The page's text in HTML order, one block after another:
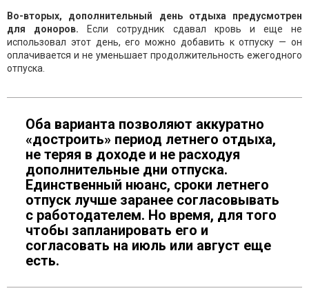
Во-вторых, дополнительный день отдыха предусмотрен
для доноров. Если сотрудник сдавал кровь и еще не
использовал этот день, его можно добавить к отпуску — он
оплачивается и не уменьшает продолжительность ежегодного
отпуска.
Оба варианта позволяют аккуратно
«достроить» период летнего отдыха,
не теряя в доходе и не расходуя
дополнительные дни отпуска.
Единственный нюанс, сроки летнего
отпуск лучше заранее согласовывать
с работодателем. Но время, для того
чтобы запланировать его и
согласовать на июль или август еще
есть.